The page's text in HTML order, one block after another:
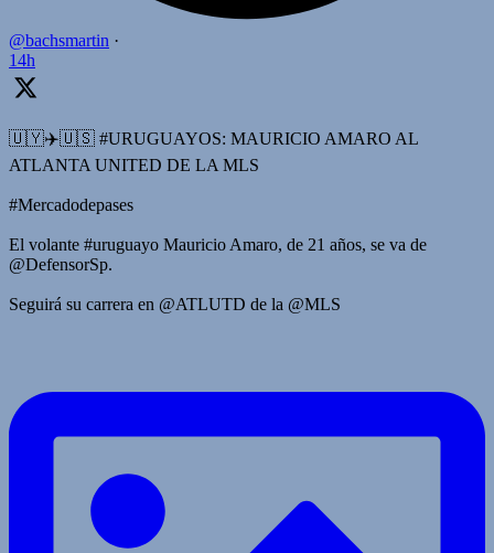
@bachsmartin ·
14h
🇺🇾✈️🇺🇸 #URUGUAYOS: MAURICIO AMARO AL
ATLANTA UNITED DE LA MLS
#Mercadodepases
El volante #uruguayo Mauricio Amaro, de 21 años, se va de
@DefensorSp.
Seguirá su carrera en @ATLUTD de la @MLS